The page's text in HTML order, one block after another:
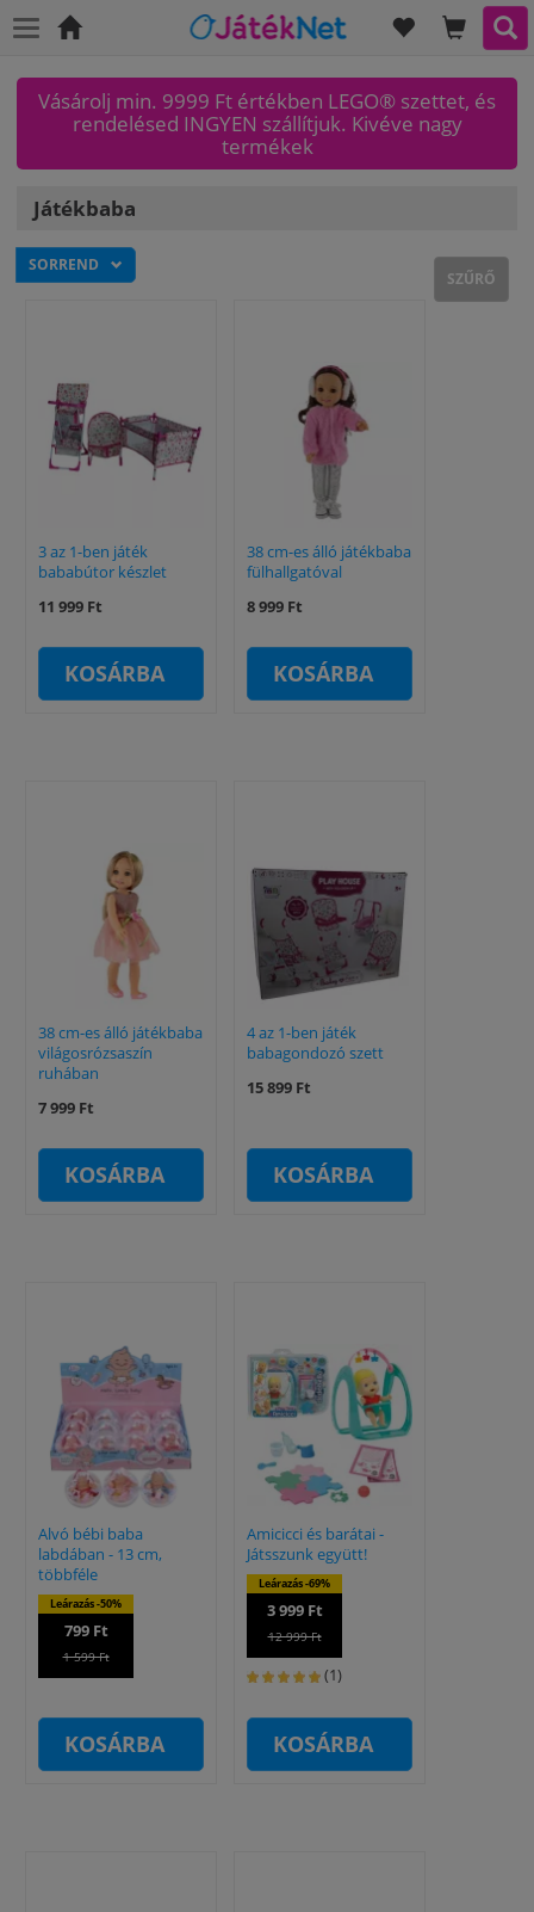
Főoldal
Vásárolj min. 9999 Ft értékben LEGO® szettet, és
rendelésed INGYEN szállítjuk. Kivéve nagy
termékek
Játékbaba
SZŰRŐ
SORREND
3 az 1-ben játék
bababútor készlet
11 999 Ft
KOSÁRBA
38 cm-es álló játékbaba
fülhallgatóval
8 999 Ft
KOSÁRBA
38 cm-es álló játékbaba
világosrózsaszín
ruhában
7 999 Ft
KOSÁRBA
4 az 1-ben játék
babagondozó szett
15 899 Ft
KOSÁRBA
Alvó bébi baba
labdában - 13 cm,
többféle
Leárazás -50%
799 Ft
1 599 Ft
KOSÁRBA
Amicicci és barátai -
Játsszunk együtt!
Leárazás -69%
3 999 Ft
12 999 Ft
(1)
KOSÁRBA